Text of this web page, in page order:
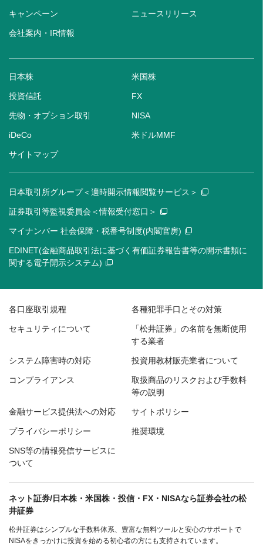
キャンペーン ニュースリリース
会社案内・IR情報
日本株 米国株
投資信託 FX
先物・オプション取引 NISA
iDeCo 米ドルMMF
サイトマップ
日本取引所グループ＜適時開示情報閲覧サービス＞
証券取引等監視委員会＜情報受付窓口＞
マイナンバー 社会保障・税番号制度(内閣官房)
EDINET(金融商品取引法に基づく有価証券報告書等の開示書類に
関する電子開示システム)
各口座取引規程 各種犯罪手口とその対策
セキュリティについて
「松井証券」の名前を無断使用
する業者
システム障害時の対応 投資用教材販売業者について
コンプライアンス
取扱商品のリスクおよび手数料
等の説明
金融サービス提供法への対応 サイトポリシー
プライバシーポリシー 推奨環境
SNS等の情報発信サービスに
ついて
ネット証券/日本株・米国株・投信・FX・NISAなら証券会社の松
井証券
松井証券はシンプルな手数料体系、豊富な無料ツールと安心のサポートで
NISAをきっかけに投資を始める初心者の方にも支持されています。